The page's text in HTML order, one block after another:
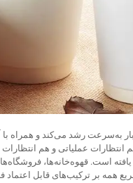
به‌سرعت رشد می‌کند و همراه با
انتظارات عملیاتی و هم انتظارات
یافته است. قهوه‌خانه‌ها،
همه بر ترکیب‌های قابل اعتماد